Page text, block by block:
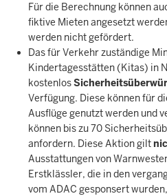
Für die Berechnung können
fiktive Mieten angesetzt
werden nicht gefördert.
Das für Verkehr zuständige
Kindertagesstätten (Kitas) in
kostenlos
Verfügung. Diese können für
Ausflüge genutzt werden und
können bis zu 70
anfordern. Diese Aktion gilt
Ausstattungen von
Erstklässler, die in den
vom ADAC gesponsert